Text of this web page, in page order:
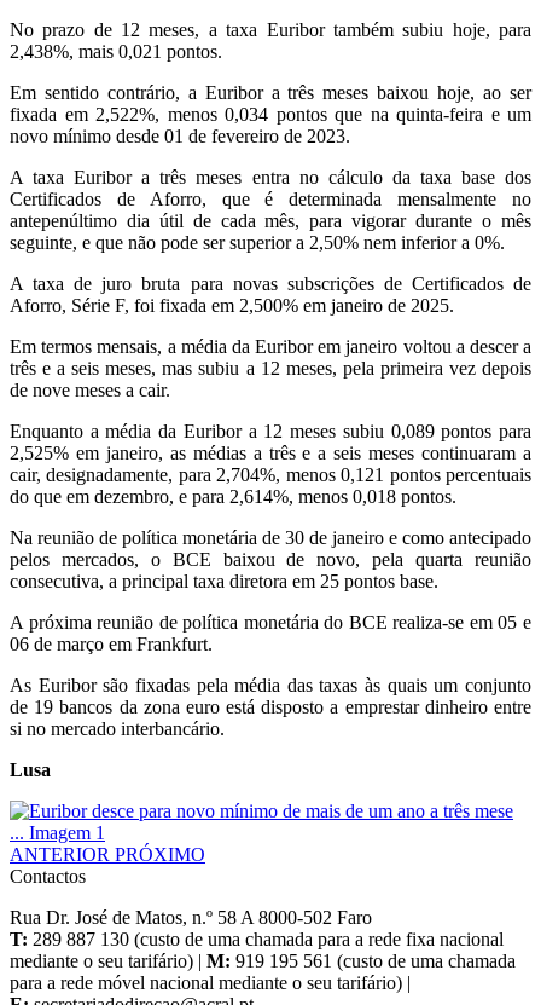
No prazo de 12 meses, a taxa Euribor também subiu hoje, para
2,438%, mais 0,021 pontos.
Em sentido contrário, a Euribor a três meses baixou hoje, ao ser
fixada em 2,522%, menos 0,034 pontos que na quinta-feira e um
novo mínimo desde 01 de fevereiro de 2023.
A taxa Euribor a três meses entra no cálculo da taxa base dos
Certificados de Aforro, que é determinada mensalmente no
antepenúltimo dia útil de cada mês, para vigorar durante o mês
seguinte, e que não pode ser superior a 2,50% nem inferior a 0%.
A taxa de juro bruta para novas subscrições de Certificados de
Aforro, Série F, foi fixada em 2,500% em janeiro de 2025.
Em termos mensais, a média da Euribor em janeiro voltou a descer a
três e a seis meses, mas subiu a 12 meses, pela primeira vez depois
de nove meses a cair.
Enquanto a média da Euribor a 12 meses subiu 0,089 pontos para
2,525% em janeiro, as médias a três e a seis meses continuaram a
cair, designadamente, para 2,704%, menos 0,121 pontos percentuais
do que em dezembro, e para 2,614%, menos 0,018 pontos.
Na reunião de política monetária de 30 de janeiro e como antecipado
pelos mercados, o BCE baixou de novo, pela quarta reunião
consecutiva, a principal taxa diretora em 25 pontos base.
A próxima reunião de política monetária do BCE realiza-se em 05 e
06 de março em Frankfurt.
As Euribor são fixadas pela média das taxas às quais um conjunto
de 19 bancos da zona euro está disposto a emprestar dinheiro entre
si no mercado interbancário.
Lusa
ANTERIOR PRÓXIMO
Contactos
Rua Dr. José de Matos, n.º 58 A 8000-502 Faro
T: 289 887 130 (custo de uma chamada para a rede fixa nacional
mediante o seu tarifário) | M: 919 195 561 (custo de uma chamada
para a rede móvel nacional mediante o seu tarifário) |